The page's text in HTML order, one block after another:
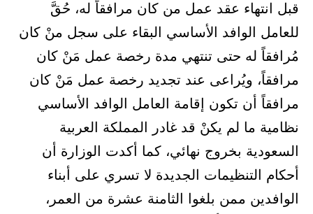
قبل انتهاء عقد عمل من كان مرافقاً له، حُقَّ
للعامل الوافد الأساسي البقاء على سجل منْ كان
مُرافقاً له حتى تنتهي مدة رخصة عمل مَنْ كان
مرافقاً، ويُراعى عند تجديد رخصة عمل مَنْ كان
مرافقاً أن تكون إقامة العامل الوافد الأساسي
نظامية ما لم يكنْ قد غادر المملكة العربية
السعودية بخروج نهائي، كما أكدت الوزارة أن
أحكام التنظيمات الجديدة لا تسري على أبناء
الوافدين ممن بلغوا الثامنة عشرة من العمر،